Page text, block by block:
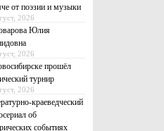
от поэзии и музыки
2026
Юлия
2026
прошёл
турнир
2026
краеведческий
об
событиях